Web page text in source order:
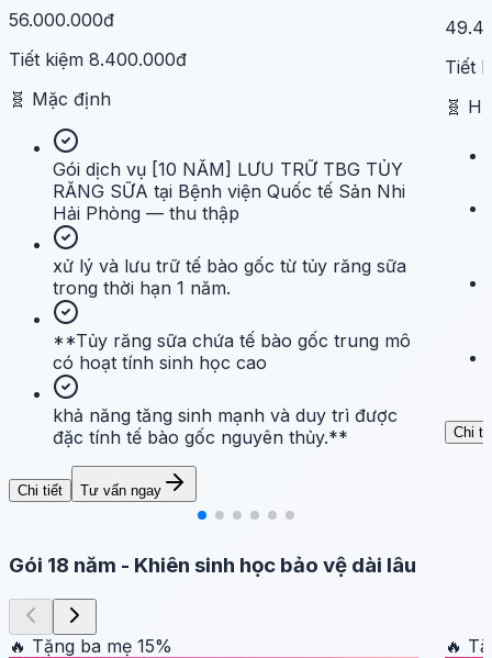
56.000.000đ
Tiết kiệm 8.400.000đ
🧬 Mặc định
Gói dịch vụ [10 NĂM] LƯU TRỮ TBG TỦY
RĂNG SỮA tại Bệnh viện Quốc tế Sản Nhi
Hải Phòng — thu thập
xử lý và lưu trữ tế bào gốc từ tủy răng sữa
trong thời hạn 1 năm.
**Tủy răng sữa chứa tế bào gốc trung mô
có hoạt tính sinh học cao
khả năng tăng sinh mạnh và duy trì được
đặc tính tế bào gốc nguyên thủy.**
Chi tiết Tư vấn ngay
Tiết
🧬
Chi
Gói 18 năm - Khiên sinh học bảo vệ dài lâu
🔥 Tặng ba mẹ 15% 🔥